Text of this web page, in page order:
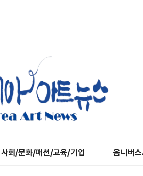
사회/문화/패션/교육/기업 옴니버